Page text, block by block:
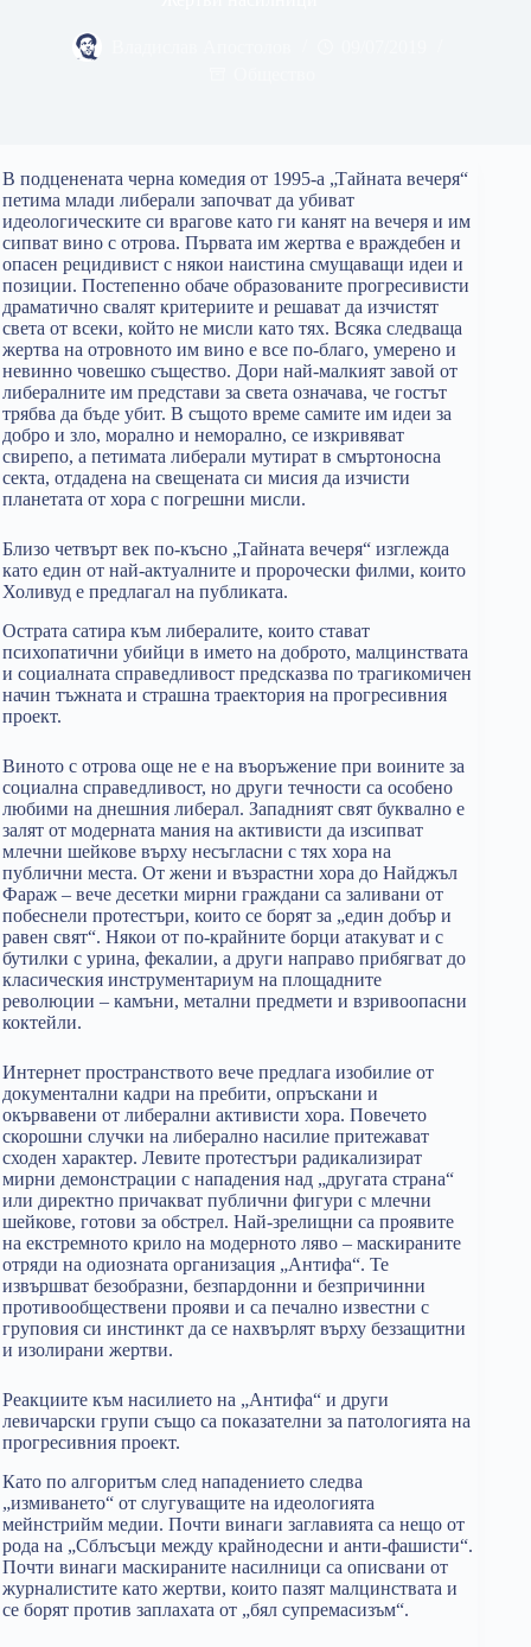
В подценената черна комедия от 1995-а „Тайната вечеря“
петима млади либерали започват да убиват
идеологическите си врагове като ги канят на вечеря и им
сипват вино с отрова. Първата им жертва е враждебен и
опасен рецидивист с някои наистина смущаващи идеи и
позиции. Постепенно обаче образованите прогресивисти
драматично свалят критериите и решават да изчистят
света от всеки, който не мисли като тях. Всяка следваща
жертва на отровното им вино е все по-благо, умерено и
невинно човешко същество. Дори най-малкият завой от
либералните им представи за света означава, че гостът
трябва да бъде убит. В същото време самите им идеи за
добро и зло, морално и неморално, се изкривяват
свирепо, а петимата либерали мутират в смъртоносна
секта, отдадена на свещената си мисия да изчисти
планетата от хора с погрешни мисли.
Близо четвърт век по-късно „Тайната вечеря“ изглежда
като един от най-актуалните и пророчески филми, които
Холивуд е предлагал на публиката.
Острата сатира към либералите, които стават
психопатични убийци в името на доброто, малцинствата
и социалната справедливост предсказва по трагикомичен
начин тъжната и страшна траектория на прогресивния
проект.
Виното с отрова още не е на въоръжение при воините за
социална справедливост, но други течности са особено
любими на днешния либерал. Западният свят буквално е
залят от модерната мания на активисти да изсипват
млечни шейкове върху несъгласни с тях хора на
публични места. От жени и възрастни хора до Найджъл
Фараж – вече десетки мирни граждани са заливани от
побеснели протестъри, които се борят за „един добър и
равен свят“. Някои от по-крайните борци атакуват и с
бутилки с урина, фекалии, а други направо прибягват до
класическия инструментариум на площадните
революции – камъни, метални предмети и взривоопасни
коктейли.
Интернет пространството вече предлага изобилие от
документални кадри на пребити, опръскани и
окървавени от либерални активисти хора. Повечето
скорошни случки на либерално насилие притежават
сходен характер. Левите протестъри радикализират
мирни демонстрации с нападения над „другата страна“
или директно причакват публични фигури с млечни
шейкове, готови за обстрел. Най-зрелищни са проявите
на екстремното крило на модерното ляво – маскираните
отряди на одиозната организация „Антифа“. Те
извършват безобразни, безпардонни и безпричинни
противообществени прояви и са печално известни с
груповия си инстинкт да се нахвърлят върху беззащитни
и изолирани жертви.
Реакциите към насилието на „Антифа“ и други
левичарски групи също са показателни за патологията на
прогресивния проект.
Като по алгоритъм след нападението следва
„измиването“ от слугуващите на идеологията
мейнстрийм медии. Почти винаги заглавията са нещо от
рода на „Сблъсъци между крайнодесни и анти-фашисти“.
Почти винаги маскираните насилници са описвани от
журналистите като жертви, които пазят малцинствата и
се борят против заплахата от „бял супремасизъм“.